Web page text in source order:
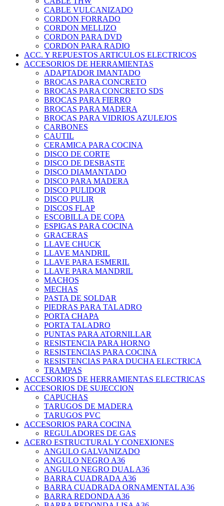
CABLE VULCANIZADO
CORDON FORRADO
CORDON MELLIZO
CORDON PARA DVD
CORDON PARA RADIO
ACC. Y REPUESTOS ARTICULOS ELECTRICOS
ACCESORIOS DE HERRAMIENTAS
ADAPTADOR IMANTADO
BROCAS PARA CONCRETO
BROCAS PARA CONCRETO SDS
BROCAS PARA FIERRO
BROCAS PARA MADERA
BROCAS PARA VIDRIOS AZULEJOS
CARBONES
CAUTIL
CERAMICA PARA COCINA
DISCO DE CORTE
DISCO DE DESBASTE
DISCO DIAMANTADO
DISCO PARA MADERA
DISCO PULIDOR
DISCO PULIR
DISCOS FLAP
ESCOBILLA DE COPA
ESPIGAS PARA COCINA
GRACERAS
LLAVE CHUCK
LLAVE MANDRIL
LLAVE PARA ESMERIL
LLAVE PARA MANDRIL
MACHOS
MECHAS
PASTA DE SOLDAR
PIEDRAS PARA TALADRO
PORTA CHAPA
PORTA TALADRO
PUNTAS PARA ATORNILLAR
RESISTENCIA PARA HORNO
RESISTENCIAS PARA COCINA
RESISTENCIAS PARA DUCHA ELECTRICA
TRAMPAS
ACCESORIOS DE HERRAMIENTAS ELECTRICAS
ACCESORIOS DE SUJECCION
CAPUCHAS
TARUGOS DE MADERA
TARUGOS PVC
ACCESORIOS PARA COCINA
REGULADORES DE GAS
ACERO ESTRUCTURAL Y CONEXIONES
ANGULO GALVANIZADO
ANGULO NEGRO A36
ANGULO NEGRO DUAL A36
BARRA CUADRADA A36
BARRA CUADRADA ORNAMENTAL A36
BARRA REDONDA A36